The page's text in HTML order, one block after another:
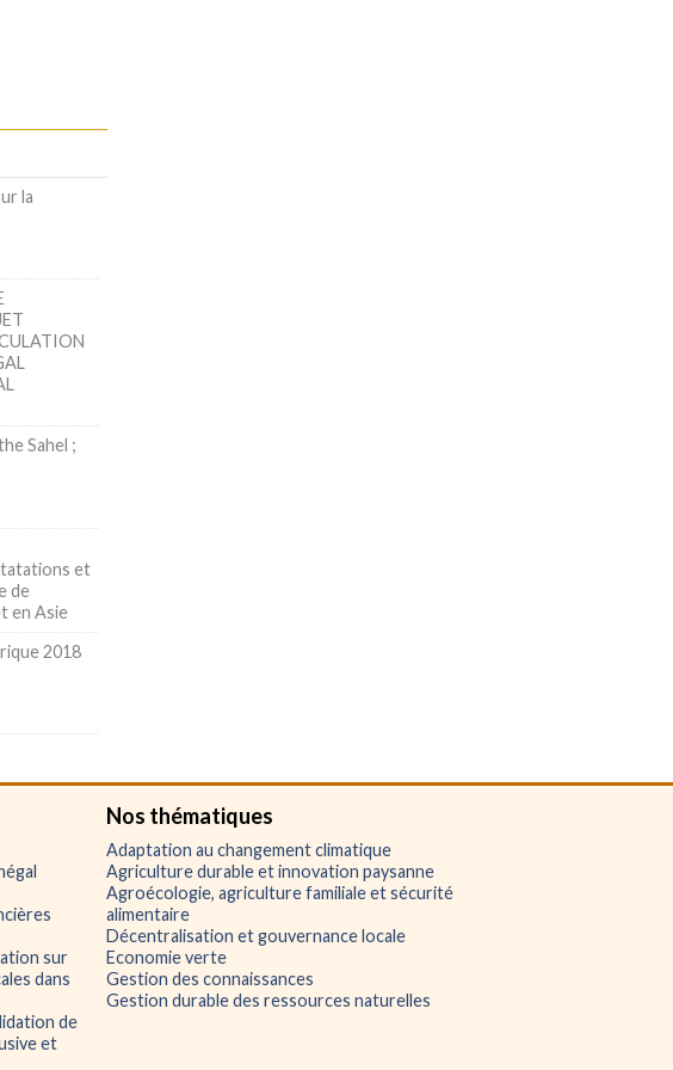
la
Sahel ;
et
de
en Asie
2018
sur
dans
de
et
Nos thématiques
Adaptation au changement climatique
Agriculture durable et innovation paysanne
Agroécologie, agriculture familiale et sécurité
alimentaire
Décentralisation et gouvernance locale
Economie verte
Gestion des connaissances
Gestion durable des ressources naturelles